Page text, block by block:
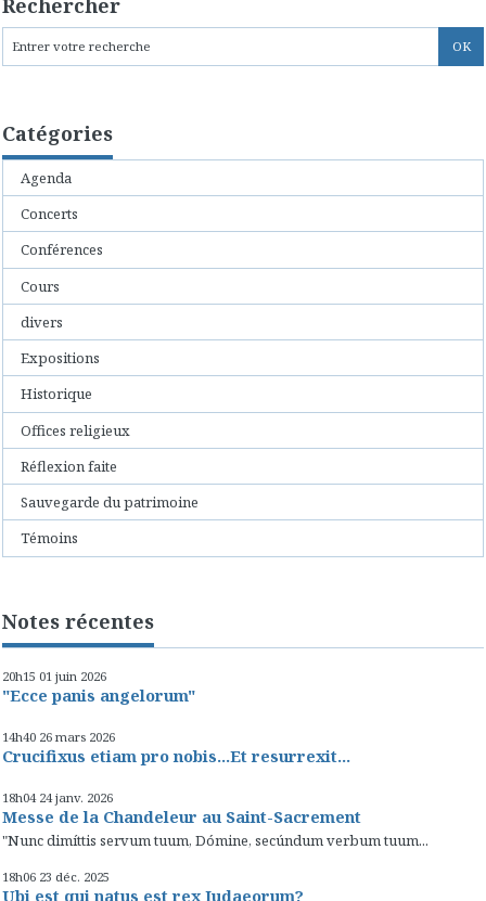
Catégories
Agenda
Concerts
Conférences
Cours
divers
Expositions
Historique
Offices religieux
Réflexion faite
Sauvegarde du patrimoine
Témoins
Notes récentes
20h15 01 juin 2026
"Ecce panis angelorum"
14h40 26 mars 2026
Crucifixus etiam pro nobis...Et resurrexit...
18h04 24 janv. 2026
Messe de la Chandeleur au Saint-Sacrement
"Nunc dimíttis servum tuum, Dómine, secúndum verbum tuum...
18h06 23 déc. 2025
Ubi est qui natus est rex Iudaeorum?